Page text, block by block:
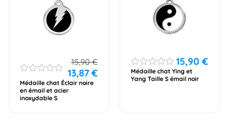
15,90€
13,87 €
Médaille chat Éclair noire
en émail et acier
inoxydable S
15,90€
Médaille chat Ying et
Yang Taille S émail noir